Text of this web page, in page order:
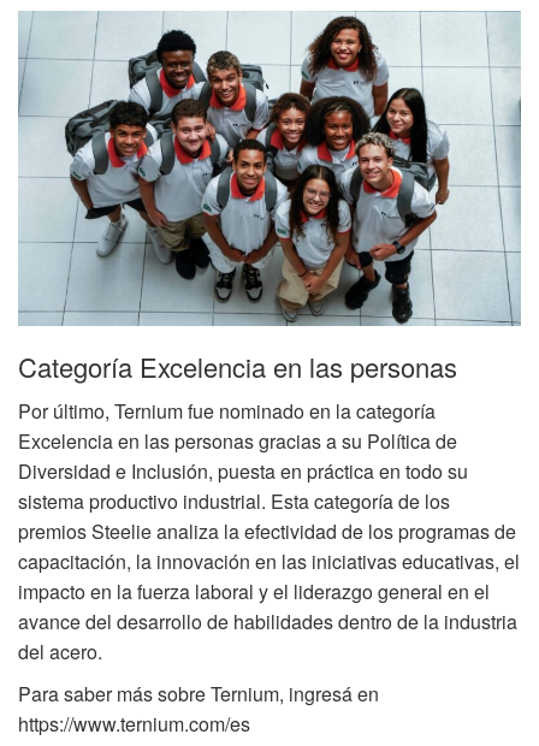
Categoría Excelencia en las personas
Por último, Ternium fue nominado en la categoría
Excelencia en las personas gracias a su Política de
Diversidad e Inclusión, puesta en práctica en todo su
sistema productivo industrial. Esta categoría de los
premios Steelie analiza la efectividad de los programas de
capacitación, la innovación en las iniciativas educativas, el
impacto en la fuerza laboral y el liderazgo general en el
avance del desarrollo de habilidades dentro de la industria
del acero.
Para saber más sobre Ternium, ingresá en
https://www.ternium.com/es